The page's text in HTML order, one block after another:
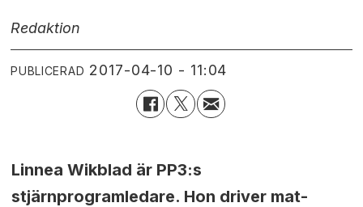
Redaktion
PUBLICERAD 2017-04-10 - 11:04
Linnea Wikblad är PP3:s
stjärnprogramledare. Hon driver mat-